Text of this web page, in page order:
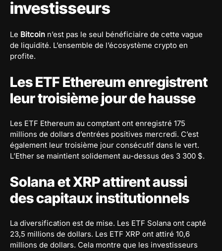
investisseurs
Le Bitcoin n’est pas le seul bénéficiaire de cette vague
de liquidité. L’ensemble de l’écosystème crypto en
profite.
Les ETF Ethereum enregistrent
leur troisième jour de hausse
Les ETF Ethereum au comptant ont enregistré 175
millions de dollars d’entrées positives mercredi. C’est
également leur troisième jour consécutif dans le vert.
L’Ether se maintient solidement au-dessus des 3 300 $.
Solana et XRP attirent aussi
des capitaux institutionnels
La diversification est de mise. Les ETF Solana ont capté
23,5 millions de dollars. Les ETF XRP ont attiré 10,6
millions de dollars. Cela montre que les investisseurs